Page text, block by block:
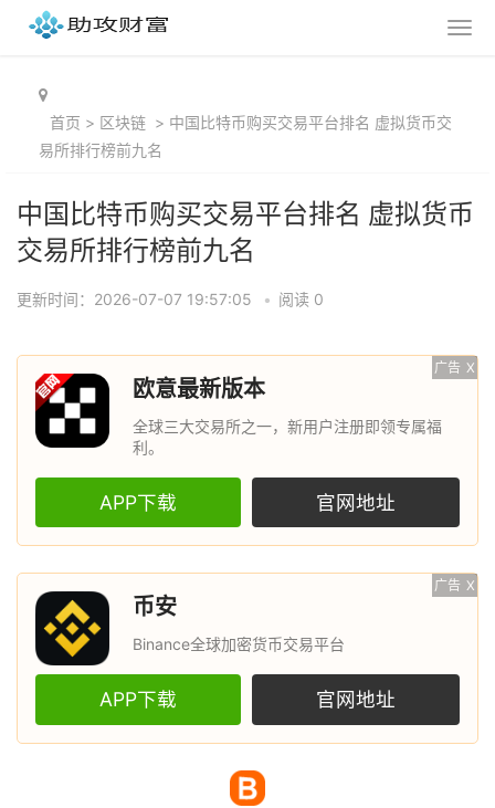
首页 > 区块链 > 中国比特币购买交易平台排名 虚拟货币交
易所排行榜前九名
中国比特币购买交易平台排名 虚拟货币
交易所排行榜前九名
更新时间：2026-07-07 19:57:05 • 阅读 0
广告 X
欧意最新版本
全球三大交易所之一，新用户注册即领专属福
利。
APP下载 官网地址
广告 X
币安
Binance全球加密货币交易平台
APP下载 官网地址